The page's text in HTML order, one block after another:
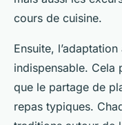
cours de cuisine.
Ensuite, l’adaptation
indispensable. Cela
que le partage de
repas typiques.